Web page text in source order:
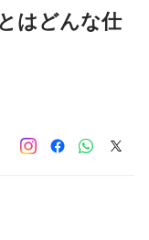
はどんな仕